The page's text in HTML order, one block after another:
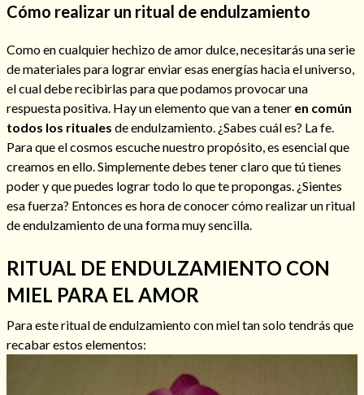
Cómo alejar a la amante de mi esposo
Endulzamiento
Cómo realizar un ritual de endulzamiento
Como en cualquier hechizo de amor dulce, necesitarás una serie
de materiales para lograr enviar esas energías hacia el universo,
el cual debe recibirlas para que podamos provocar una
respuesta positiva. Hay un elemento que van a tener en común
todos los rituales de endulzamiento. ¿Sabes cuál es? La fe.
Para que el cosmos escuche nuestro propósito, es esencial que
creamos en ello. Simplemente debes tener claro que tú tienes
poder y que puedes lograr todo lo que te propongas. ¿Sientes
esa fuerza? Entonces es hora de conocer cómo realizar un ritual
de endulzamiento de una forma muy sencilla.
RITUAL DE ENDULZAMIENTO CON
MIEL PARA EL AMOR
Para este ritual de endulzamiento con miel tan solo tendrás que
recabar estos elementos: